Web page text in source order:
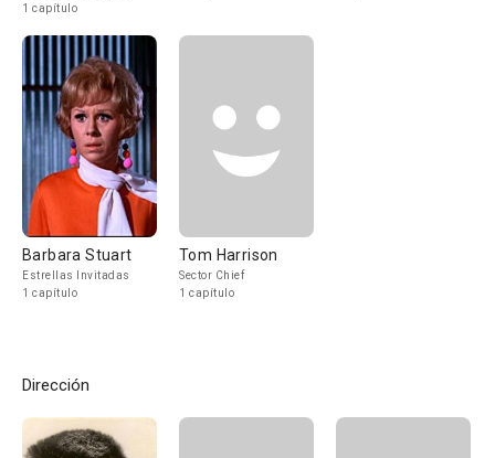
1 capítulo
Barbara Stuart
Estrellas Invitadas
1 capítulo
Tom Harrison
Sector Chief
1 capítulo
Dirección